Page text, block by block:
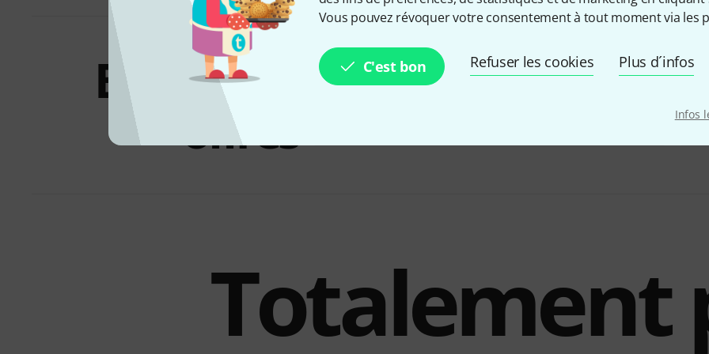
Vous pouvez révoquer votre consentement à tout moment via les
C'est bon Refuser les cookies Plus d´infos
Infos
Bundles &
offres
the t.bone SC 400 + Popkiller
Totalement